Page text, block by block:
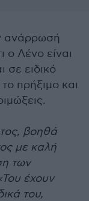
ανάρρωσή
ο Λένο είναι
σε ειδικό
πρήξιμο και
βοηθά
με καλή
των
έχουν
του,